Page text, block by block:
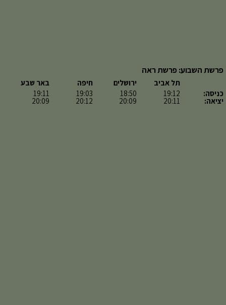
פרשת השבוע: פרשת ראה
כניסה:
יציאה:
תל אביב
19:12
20:11
ירושלים
18:50
20:09
חיפה
19:03
20:12
באר שבע
19:11
20:09